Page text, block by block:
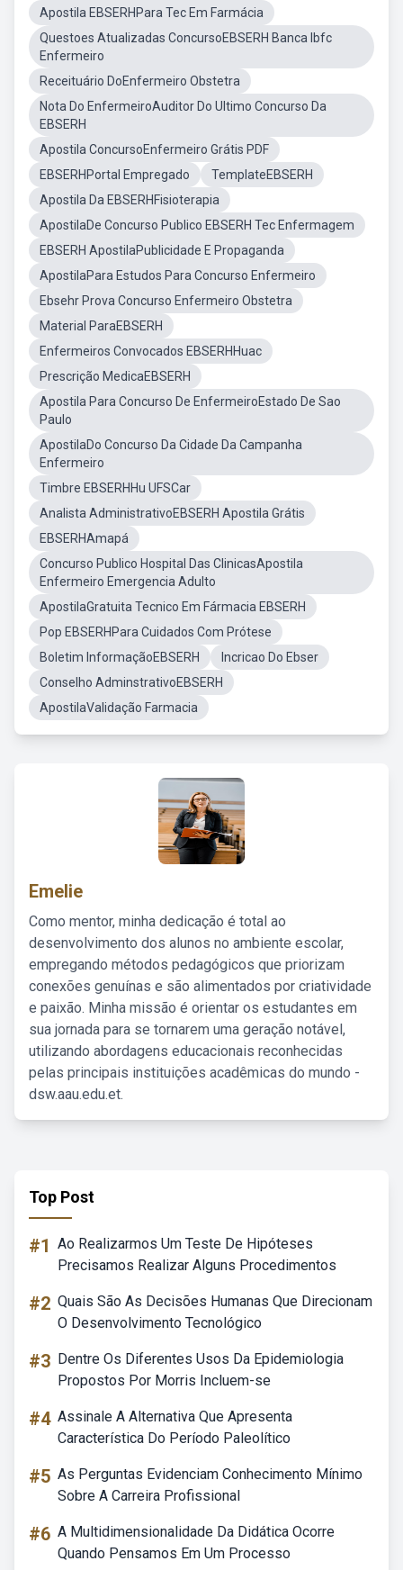
Apostila EBSERHPara Tec Em Farmácia
Questoes Atualizadas ConcursoEBSERH Banca Ibfc
Enfermeiro
Receituário DoEnfermeiro Obstetra
Nota Do EnfermeiroAuditor Do Ultimo Concurso Da
EBSERH
Apostila ConcursoEnfermeiro Grátis PDF
EBSERHPortal Empregado
TemplateEBSERH
Apostila Da EBSERHFisioterapia
ApostilaDe Concurso Publico EBSERH Tec Enfermagem
EBSERH ApostilaPublicidade E Propaganda
ApostilaPara Estudos Para Concurso Enfermeiro
Ebsehr Prova Concurso Enfermeiro Obstetra
Material ParaEBSERH
Enfermeiros Convocados EBSERHHuac
Prescrição MedicaEBSERH
Apostila Para Concurso De EnfermeiroEstado De Sao
Paulo
ApostilaDo Concurso Da Cidade Da Campanha
Enfermeiro
Timbre EBSERHHu UFSCar
Analista AdministrativoEBSERH Apostila Grátis
EBSERHAmapá
Concurso Publico Hospital Das ClinicasApostila
Enfermeiro Emergencia Adulto
ApostilaGratuita Tecnico Em Fármacia EBSERH
Pop EBSERHPara Cuidados Com Prótese
Boletim InformaçãoEBSERH
Incricao Do Ebser
Conselho AdminstrativoEBSERH
ApostilaValidação Farmacia
Emelie
Como mentor, minha dedicação é total ao
desenvolvimento dos alunos no ambiente escolar,
empregando métodos pedagógicos que priorizam
conexões genuínas e são alimentados por criatividade
e paixão. Minha missão é orientar os estudantes em
sua jornada para se tornarem uma geração notável,
utilizando abordagens educacionais reconhecidas
pelas principais instituições acadêmicas do mundo -
dsw.aau.edu.et.
Top Post
#1 Ao Realizarmos Um Teste De Hipóteses
Precisamos Realizar Alguns Procedimentos
#2 Quais São As Decisões Humanas Que Direcionam
O Desenvolvimento Tecnológico
#3 Dentre Os Diferentes Usos Da Epidemiologia
Propostos Por Morris Incluem-se
#4 Assinale A Alternativa Que Apresenta
Característica Do Período Paleolítico
#5 As Perguntas Evidenciam Conhecimento Mínimo
Sobre A Carreira Profissional
#6 A Multidimensionalidade Da Didática Ocorre
Quando Pensamos Em Um Processo